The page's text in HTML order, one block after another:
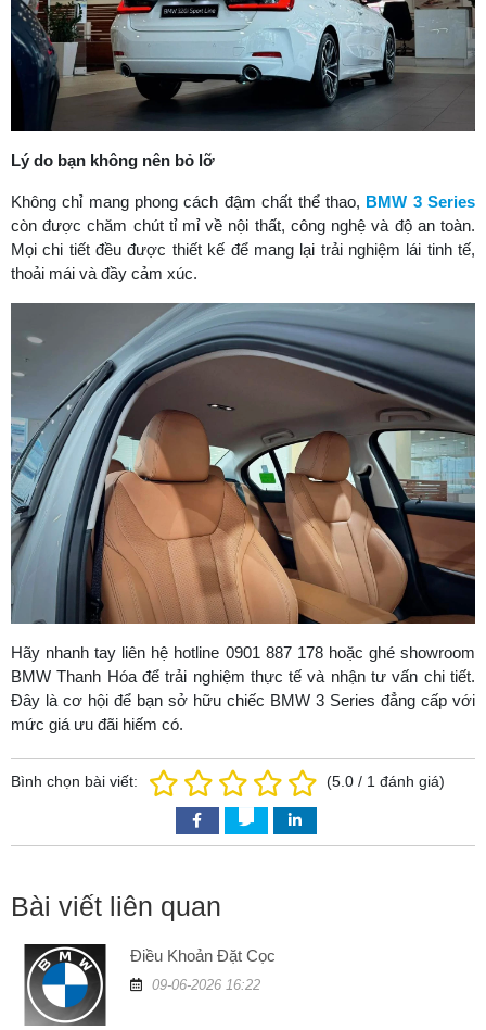
Lý do bạn không nên bỏ lỡ
Không chỉ mang phong cách đậm chất thể thao, BMW 3 Series
còn được chăm chút tỉ mỉ về nội thất, công nghệ và độ an toàn.
Mọi chi tiết đều được thiết kế để mang lại trải nghiệm lái tinh tế,
thoải mái và đầy cảm xúc.
Hãy nhanh tay liên hệ hotline 0901 887 178 hoặc ghé showroom
BMW Thanh Hóa để trải nghiệm thực tế và nhận tư vấn chi tiết.
Đây là cơ hội để bạn sở hữu chiếc BMW 3 Series đẳng cấp với
mức giá ưu đãi hiếm có.
Bình chọn bài viết: (5.0 / 1 đánh giá)
Bài viết liên quan
Điều Khoản Đặt Cọc
09-06-2026 16:22